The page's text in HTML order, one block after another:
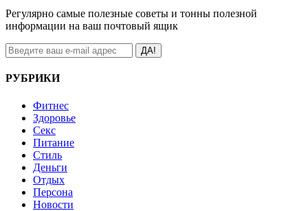
Регулярно самые полезные советы и тонны полезной
информации на ваш почтовый ящик
ДА!
РУБРИКИ
Фитнес
Здоровье
Секс
Питание
Стиль
Деньги
Отдых
Персона
Новости